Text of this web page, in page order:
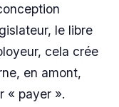
le libre
cela crée
en amont,
« payer ».